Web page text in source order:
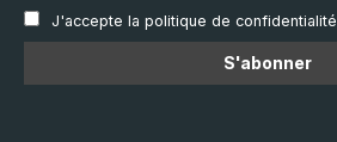
J'accepte la politique de confidentialité